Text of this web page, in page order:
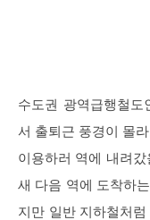
수도권 광역급행철
서 출퇴근 풍경이 몰
이용하러 역에 내려
새 다음 역에 도착하
지만 일반 지하철처